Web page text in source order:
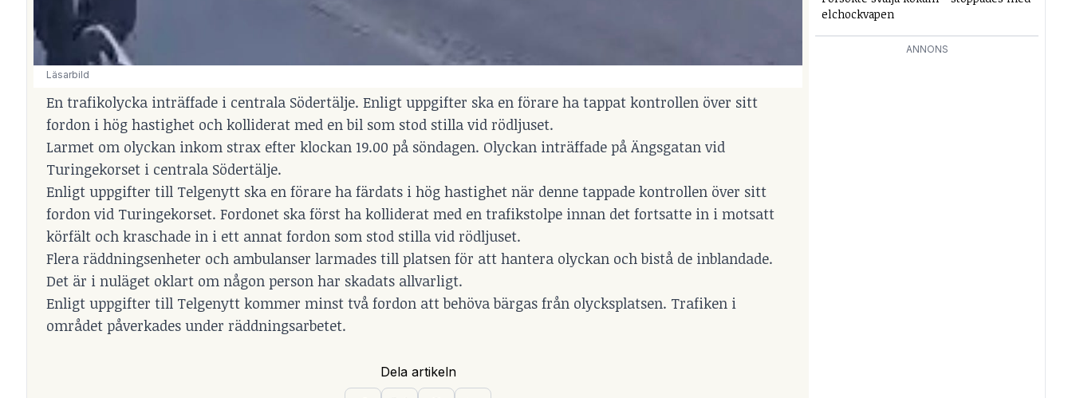
Läsarbild
En trafikolycka inträffade i centrala Södertälje. Enligt uppgifter ska en förare ha tappat kontrollen över sitt
fordon i hög hastighet och kolliderat med en bil som stod stilla vid rödljuset.
Larmet om olyckan inkom strax efter klockan 19.00 på söndagen. Olyckan inträffade på Ängsgatan vid
Turingekorset i centrala Södertälje.
Enligt uppgifter till Telgenytt ska en förare ha färdats i hög hastighet när denne tappade kontrollen över sitt
fordon vid Turingekorset. Fordonet ska först ha kolliderat med en trafikstolpe innan det fortsatte in i motsatt
körfält och kraschade in i ett annat fordon som stod stilla vid rödljuset.
Flera räddningsenheter och ambulanser larmades till platsen för att hantera olyckan och bistå de inblandade.
Det är i nuläget oklart om någon person har skadats allvarligt.
Enligt uppgifter till Telgenytt kommer minst två fordon att behöva bärgas från olycksplatsen. Trafiken i
området påverkades under räddningsarbetet.
Dela artikeln
elchockvapen
ANNONS